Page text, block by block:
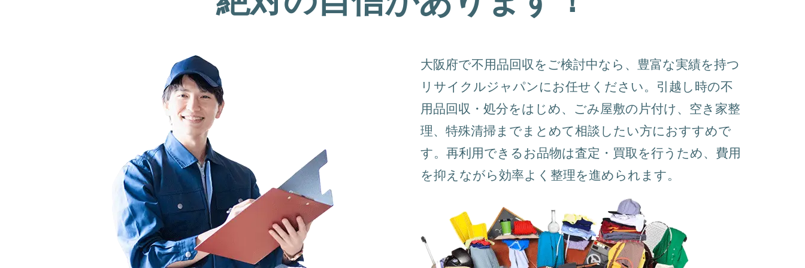
大阪府で不用品回収をご検討中なら、豊富な実績を持つ
リサイクルジャパンにお任せください。引越し時の不
用品回収・処分をはじめ、ごみ屋敷の片付け、空き家整
理、特殊清掃までまとめて相談したい方におすすめで
す。再利用できるお品物は査定・買取を行うため、費用
を抑えながら効率よく整理を進められます。